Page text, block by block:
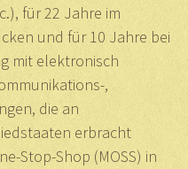
für 22 Jahre im
und für 10 Jahre bei
mit elektronisch
,
die an
erbracht
Stop-Shop (MOSS) in